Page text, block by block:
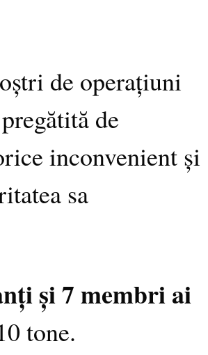
de operațiuni
de
inconvenient și
sa
și 7 membri ai
tone.